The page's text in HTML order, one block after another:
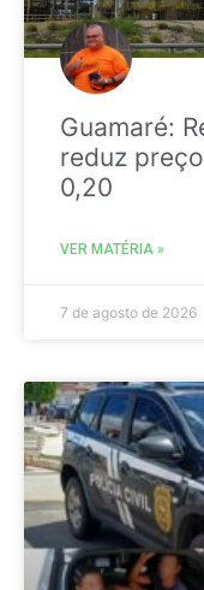
Guamaré:
reduz
0,20
VER MATÉRIA »
7 de agosto de 2026